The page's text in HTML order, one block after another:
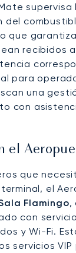
supervisa
del
que
recibidos
para
una
con
el
que
el
Flamingo,
con
y Wi-Fi.
servicios